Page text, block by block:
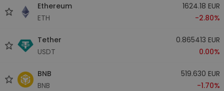
Ethereum
ETH
1624.18 EUR
-2.80%
Tether
USDT
0.865413 EUR
0.00%
BNB
BNB
519.630 EUR
-1.70%